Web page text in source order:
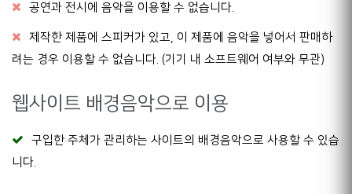
공연과 전시에 음악을 이용할 수 없습니다.
제작한 제품에 스피커가 있고, 이 제품에 음악을 넣어서 판매하
려는 경우 이용할 수 없습니다. (기기 내 소프트웨어 여부와 무관)
웹사이트 배경음악으로 이용
구입한 주체가 관리하는 사이트의 배경음악으로 사용할 수 있습
니다.